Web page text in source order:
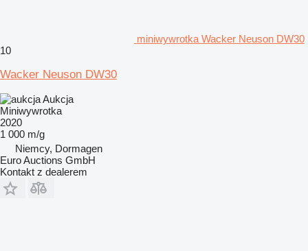
miniwywrotka Wacker Neuson DW30
10
Wacker Neuson DW30
Aukcja
Miniwywrotka
2020
1 000 m/g
Niemcy, Dormagen
Euro Auctions GmbH
Kontakt z dealerem